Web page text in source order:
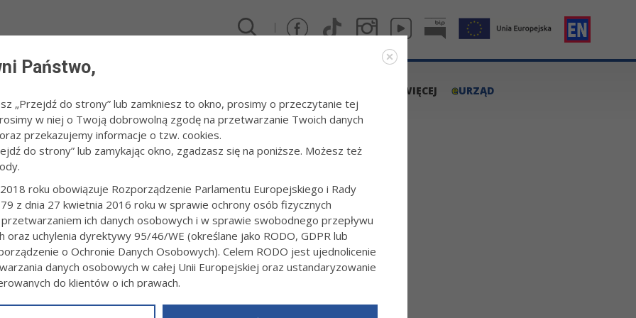
WIĘCEJ eURZĄD
/ Adam Sajdak
Państwo,
„Przejdź do strony” lub zamkniesz to okno, prosimy o przeczytanie tej
w niej o Twoją dobrowolną zgodę na przetwarzanie Twoich danych
przekazujemy informacje o tzw. cookies.
do strony” lub zamykając okno, zgadzasz się na poniższe. Możesz też
roku obowiązuje Rozporządzenie Parlamentu Europejskiego i Rady
z dnia 27 kwietnia 2016 roku w sprawie ochrony osób fizycznych
ich danych osobowych i w sprawie swobodnego przepływu
oraz uchylenia dyrektywy 95/46/WE (określane jako RODO, GDPR lub
o Ochronie Danych Osobowych). Celem RODO jest ujednolicenie
danych osobowych w całej Unii Europejskiej oraz ustandaryzowanie
do klientów o ich prawach.
powyższym, w zakładceRODOna stroniehttps://www.tarnow.pl/Wiecej-